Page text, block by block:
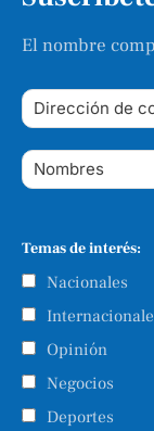
El nombre
Temas de interés:
Nacionales
Opinión
Negocios
Deportes